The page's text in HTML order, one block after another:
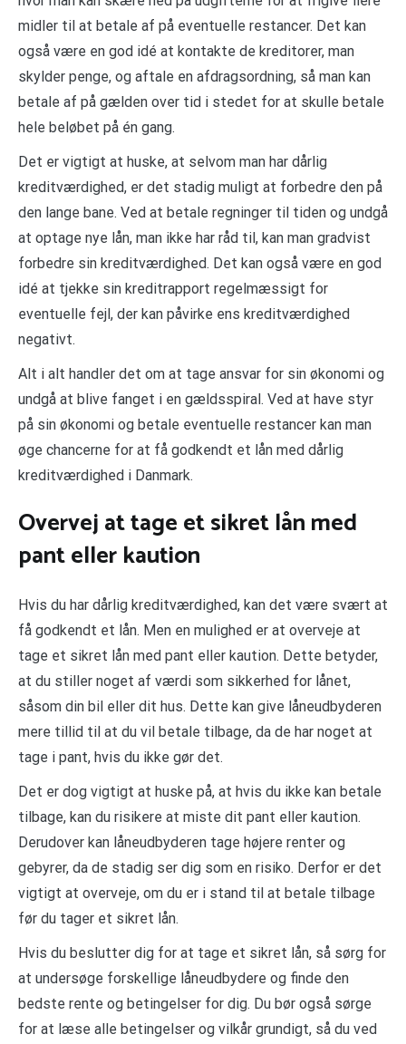
midler til at betale af på eventuelle restancer. Det kan
også være en god idé at kontakte de kreditorer, man
skylder penge, og aftale en afdragsordning, så man kan
betale af på gælden over tid i stedet for at skulle betale
hele beløbet på én gang.
Det er vigtigt at huske, at selvom man har dårlig
kreditværdighed, er det stadig muligt at forbedre den på
den lange bane. Ved at betale regninger til tiden og undgå
at optage nye lån, man ikke har råd til, kan man gradvist
forbedre sin kreditværdighed. Det kan også være en god
idé at tjekke sin kreditrapport regelmæssigt for
eventuelle fejl, der kan påvirke ens kreditværdighed
negativt.
Alt i alt handler det om at tage ansvar for sin økonomi og
undgå at blive fanget i en gældsspiral. Ved at have styr
på sin økonomi og betale eventuelle restancer kan man
øge chancerne for at få godkendt et lån med dårlig
kreditværdighed i Danmark.
Overvej at tage et sikret lån med
pant eller kaution
Hvis du har dårlig kreditværdighed, kan det være svært at
få godkendt et lån. Men en mulighed er at overveje at
tage et sikret lån med pant eller kaution. Dette betyder,
at du stiller noget af værdi som sikkerhed for lånet,
såsom din bil eller dit hus. Dette kan give låneudbyderen
mere tillid til at du vil betale tilbage, da de har noget at
tage i pant, hvis du ikke gør det.
Det er dog vigtigt at huske på, at hvis du ikke kan betale
tilbage, kan du risikere at miste dit pant eller kaution.
Derudover kan låneudbyderen tage højere renter og
gebyrer, da de stadig ser dig som en risiko. Derfor er det
vigtigt at overveje, om du er i stand til at betale tilbage
før du tager et sikret lån.
Hvis du beslutter dig for at tage et sikret lån, så sørg for
at undersøge forskellige låneudbydere og finde den
bedste rente og betingelser for dig. Du bør også sørge
for at læse alle betingelser og vilkår grundigt, så du ved